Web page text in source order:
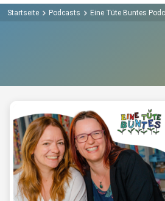
Startseite Podcasts Eine Tüte Buntes